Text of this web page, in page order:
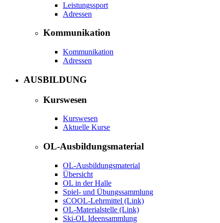
Leistungssport
Adressen
Kommunikation
Kommunikation
Adressen
AUSBILDUNG
Kurswesen
Kurswesen
Aktuelle Kurse
OL-Ausbildungsmaterial
OL-Ausbildungsmaterial
Übersicht
OL in der Halle
Spiel- und Übungssammlung
sCOOL-Lehrmittel (Link)
OL-Materialstelle (Link)
Ski-OL Ideensammlung